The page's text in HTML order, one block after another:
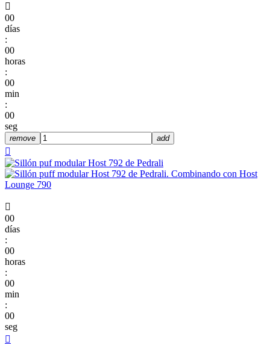

00
días
:
00
horas
:
00
min
:
00
seg
remove add


00
días
:
00
horas
:
00
min
:
00
seg
